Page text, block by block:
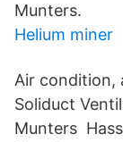
Munters.
Helium miner
Air condition,
Soliduct
Munters